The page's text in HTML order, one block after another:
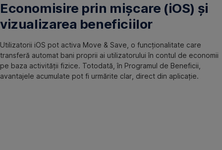
Economisire prin mișcare (iOS) și
vizualizarea beneficiilor
Utilizatorii iOS pot activa Move & Save, o funcționalitate care
transferă automat bani proprii ai utilizatorului în contul de economii
pe baza activității fizice. Totodată, în Programul de Beneficii,
avantajele acumulate pot fi urmărite clar, direct din aplicație.